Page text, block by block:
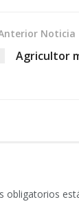
Noticia
Agricultor
obligatorios